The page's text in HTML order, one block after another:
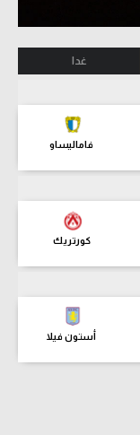
غدا
فاماليساو
كورتريك
أستون فيلا